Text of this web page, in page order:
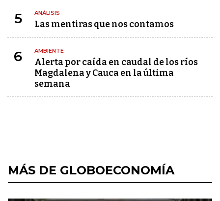
5 ANÁLISIS
Las mentiras que nos contamos
6 AMBIENTE
Alerta por caída en caudal de los ríos
Magdalena y Cauca en la última
semana
MÁS DE GLOBOECONOMÍA